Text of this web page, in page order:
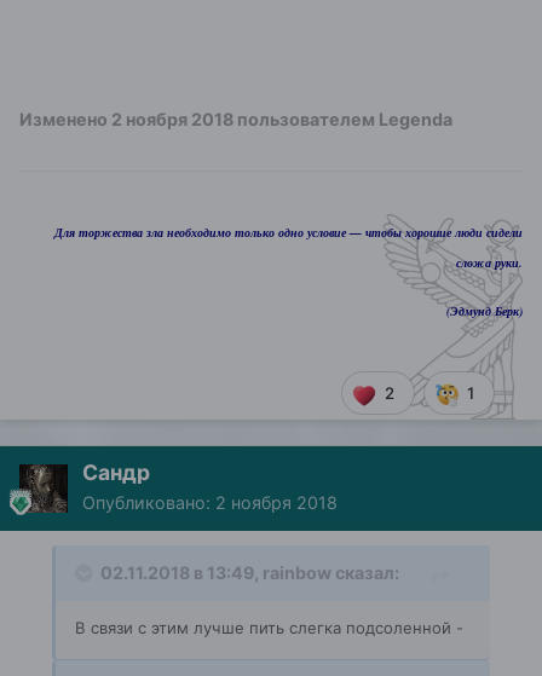
Изменено 2 ноября 2018 пользователем Legenda
2 1
Для торжества зла необходимо только одно условие — чтобы хорошие люди сидели
сложа руки.
(Эдмунд Берк)
Сандр
Опубликовано: 2 ноября 2018
02.11.2018 в 13:49, rainbow сказал:
В связи с этим лучше пить слегка подсоленной -